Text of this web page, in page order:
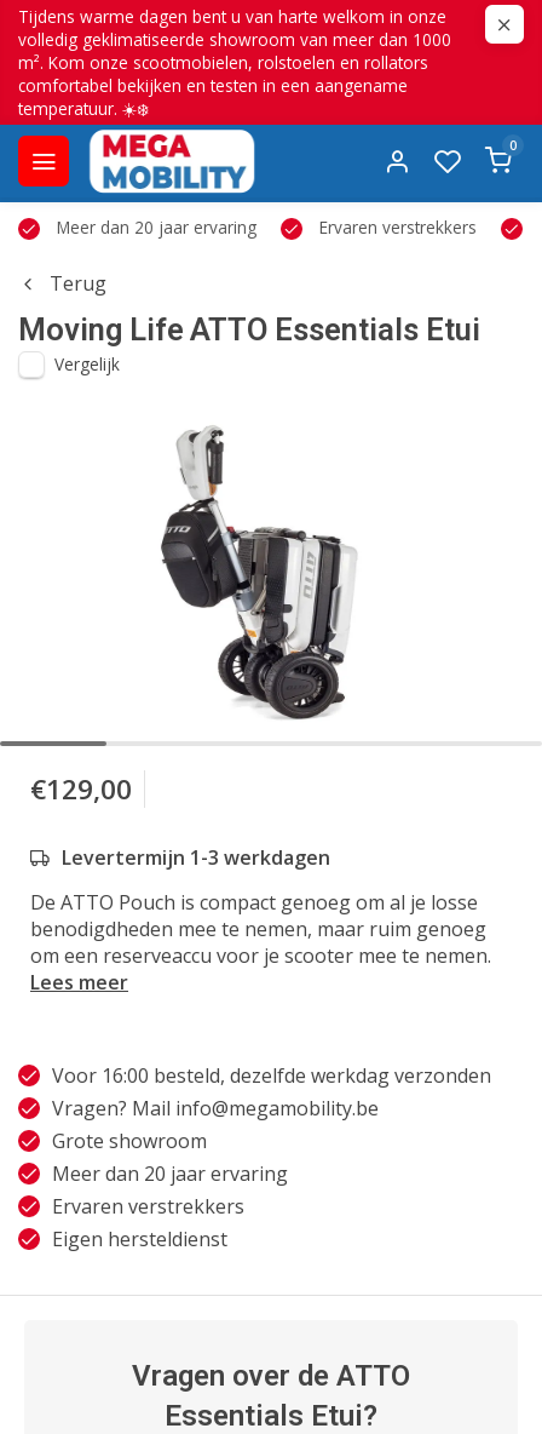
Tijdens warme dagen bent u van harte welkom in onze
volledig geklimatiseerde showroom van meer dan 1000
m². Kom onze scootmobielen, rolstoelen en rollators
comfortabel bekijken en testen in een aangename
temperatuur. ☀️❄️
0
Meer dan 20 jaar ervaring Ervaren verstrekkers
Terug
Moving Life ATTO Essentials Etui
Vergelijk
€129,00
Levertermijn 1-3 werkdagen
De ATTO Pouch is compact genoeg om al je losse
benodigdheden mee te nemen, maar ruim genoeg
om een reserveaccu voor je scooter mee te nemen.
Lees meer
Voor 16:00 besteld, dezelfde werkdag verzonden
Vragen? Mail info@megamobility.be
Grote showroom
Meer dan 20 jaar ervaring
Ervaren verstrekkers
Eigen hersteldienst
Vragen over de ATTO
Essentials Etui?